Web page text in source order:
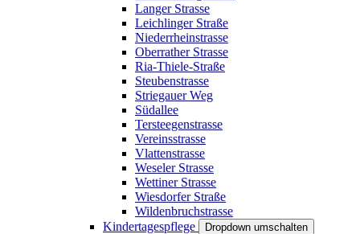
Langer Strasse
Leichlinger Straße
Niederrheinstrasse
Oberrather Strasse
Ria-Thiele-Straße
Steubenstrasse
Striegauer Weg
Südallee
Tersteegenstrasse
Vereinsstrasse
Vlattenstrasse
Weseler Strasse
Wettiner Strasse
Wiesdorfer Straße
Wildenbruchstrasse
Kindertagespflege
Dropdown umschalten